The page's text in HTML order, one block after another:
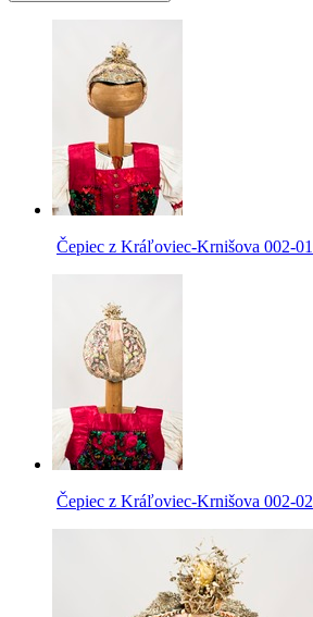
Čepiec z Kráľoviec-Krnišova 002-01
Čepiec z Kráľoviec-Krnišova 002-02